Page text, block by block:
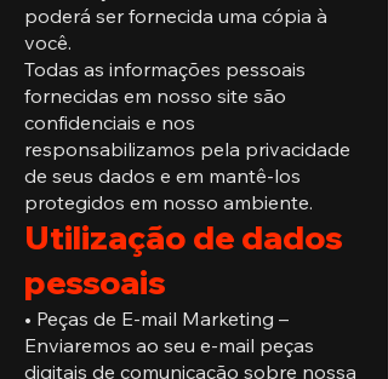
poderá ser fornecida uma cópia à
você.
Todas as informações pessoais
fornecidas em nosso site são
confidenciais e nos
responsabilizamos pela privacidade
de seus dados e em mantê-los
protegidos em nosso ambiente.
Utilização de dados
pessoais
• Peças de E-mail Marketing –
Enviaremos ao seu e-mail peças
digitais de comunicação sobre nossa